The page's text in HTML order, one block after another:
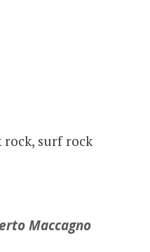
surf rock
Maccagno